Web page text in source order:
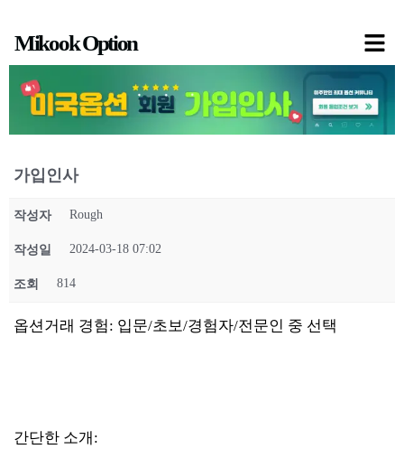
츠
Mikook Option
가입인사
작성자 Rough
작성일 2024-03-18 07:02
조회 814
옵션거래 경험: 입문/초보/경험자/전문인 중 선택
간단한 소개: